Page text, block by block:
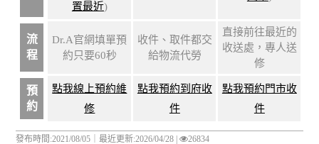
置最近)
流
程
Dr.A官網填單預
約只要60秒
收件、取件都交
給物流代勞
直接前往最近的
收送處，專人送
修
預
約
點我線上預約維
修
點我預約到府收
件
點我預約門市收
件
發布時間:2021/08/05｜最近更新:2026/04/28 | 26834